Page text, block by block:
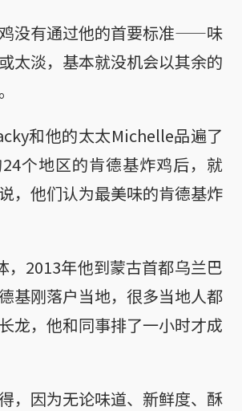
没有通过他的首要标准——味
太淡，基本就没机会以其余的
和他的太太Michelle品遍了
个地区的肯德基炸鸡后，就
，他们认为最美味的肯德基炸
，2013年他到蒙古首都乌兰巴
基刚落户当地，很多当地人都
龙，他和同事排了一小时才成
，因为无论味道、新鲜度、酥